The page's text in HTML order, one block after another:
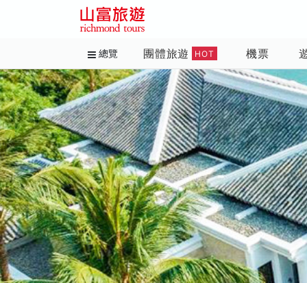
總覽 團體旅遊 HOT 機票